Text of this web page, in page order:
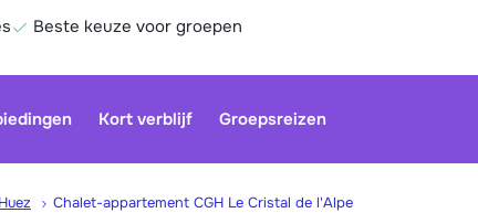
Beste keuze voor groepen
Kort verblijf Groepsreizen
Chalet-appartement CGH Le Cristal de l'Alpe